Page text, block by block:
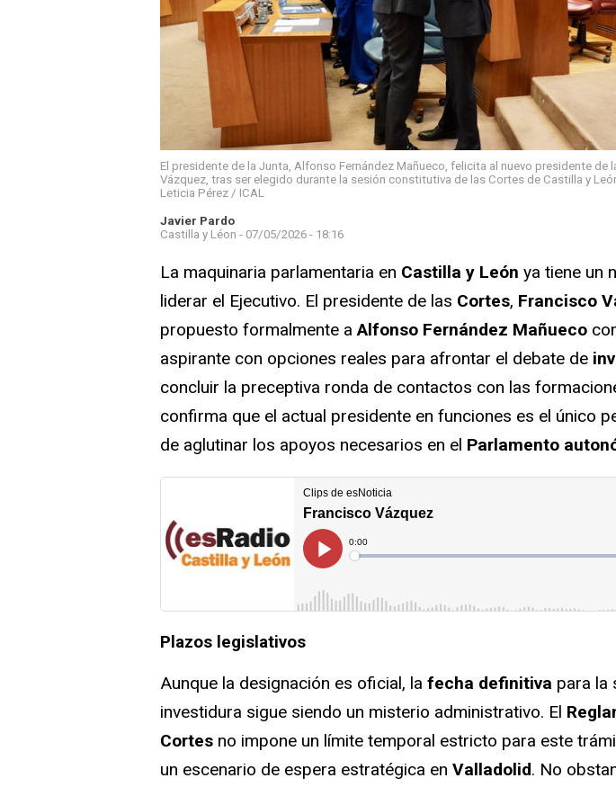
El presidente de la Junta, Alfonso Fernández Mañueco, felicita al nuevo presidente de
Vázquez, tras ser elegido durante la sesión constitutiva de las Cortes de Castilla y
Leticia Pérez / ICAL
Javier Pardo
Castilla y Léon - 07/05/2026 - 18:16
La maquinaria parlamentaria en Castilla y León ya tiene un
liderar el Ejecutivo. El presidente de las Cortes, Francisco
propuesto formalmente aAlfonso Fernández Mañueco
aspirante con opciones reales para afrontar el debate de
concluir la preceptiva ronda de contactos con las
confirma que el actual presidente en funciones es el único
de aglutinar los apoyos necesarios en el Parlamento
Plazos legislativos
Aunque la designación es oficial, la fecha definitiva para la
investidura sigue siendo un misterio administrativo. El
Cortes no impone un límite temporal estricto para este
un escenario de espera estratégica en Valladolid. No